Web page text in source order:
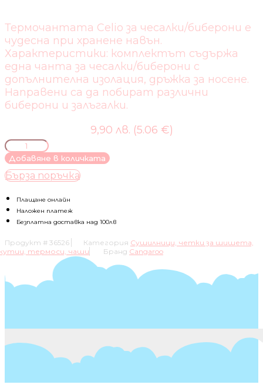
Термочантата Celio за чесалки/биберони е
чудесна при хранене навън.
Характеристики: комплектът съдържа
една чанта за чесалки/биберони с
допълнителна изолация, дръжка за носене.
Направени са да побират различни
биберони и залъгалки.
9,90 лв. (5.06 €)
количество
за
ТЕРМОЧАНТА
ЗА
И
БИБЕРОНИ
CELIO
Добавяне в количката
Бърза поръчка
Плащане онлайн
Наложен платеж
Безплатна доставка над 100лв
Продукт # 36526 Категория Сушилници, четки за шишета,
термоси, чаши
Бранд Cangaroo